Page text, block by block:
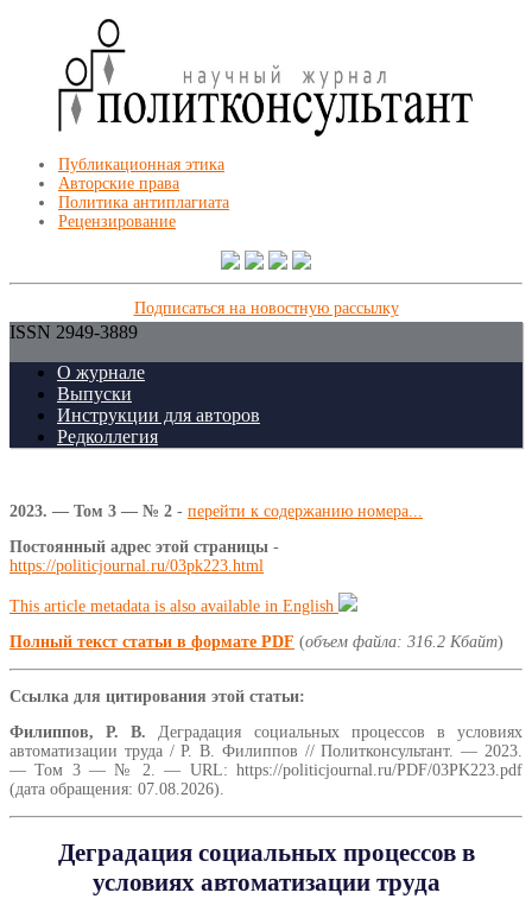
Публикационная этика
Авторские права
Политика антиплагиата
Рецензирование
Подписаться на новостную рассылку
ISSN 2949-3889
О журнале
Выпуски
Инструкции для авторов
Редколлегия
2023. — Том 3 — № 2 - перейти к содержанию номера...
Постоянный адрес этой страницы -
https://politicjournal.ru/03pk223.html
This article metadata is also available in English
Полный текст статьи в формате PDF (объем файла: 316.2 Кбайт)
Ссылка для цитирования этой статьи:
Филиппов, Р. В. Деградация социальных процессов в условиях
автоматизации труда / Р. В. Филиппов // Политконсультант. — 2023.
— Том 3 — № 2. — URL: https://politicjournal.ru/PDF/03PK223.pdf
(дата обращения: 07.08.2026).
Деградация социальных процессов в
условиях автоматизации труда